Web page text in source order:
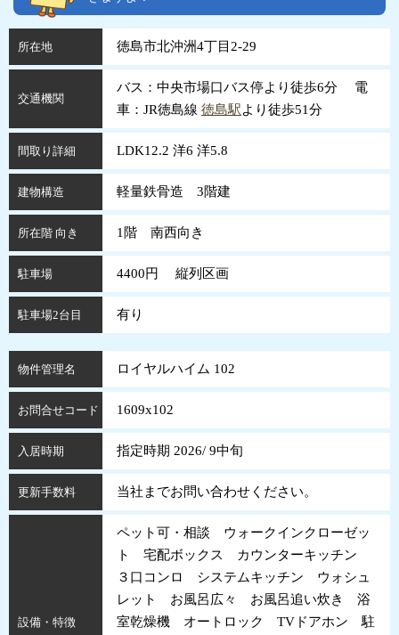
所在地 徳島市北沖洲4丁目2-29
交通機関
バス：中央市場口バス停より徒歩6分 電
車：JR徳島線 徳島駅より徒歩51分
間取り詳細 LDK12.2 洋6 洋5.8
建物構造 軽量鉄骨造 3階建
所在階 向き 1階 南西向き
駐車場 4400円 縦列区画
駐車場2台目 有り
物件管理名 ロイヤルハイム 102
お問合せコード 1609x102
入居時期 指定時期 2026/ 9中旬
更新手数料 当社までお問い合わせください。
設備・特徴
ペット可・相談 ウォークインクローゼッ
ト 宅配ボックス カウンターキッチン
３口コンロ システムキッチン ウォシュ
レット お風呂広々 お風呂追い炊き 浴
室乾燥機 オートロック TVドアホン 駐